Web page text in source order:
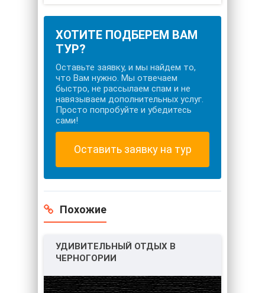
ХОТИТЕ ПОДБЕРЕМ ВАМ
ТУР?
Оставьте заявку, и мы найдем то,
что Вам нужно. Мы отвечаем
быстро, не рассылаем спам и не
навязываем дополнительных услуг.
Просто попробуйте и убедитесь
сами!
Оставить заявку на тур
Похожие
УДИВИТЕЛЬНЫЙ ОТДЫХ В
ЧЕРНОГОРИИ